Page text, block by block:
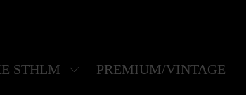
STHLM PREMIUM/VINTAGE